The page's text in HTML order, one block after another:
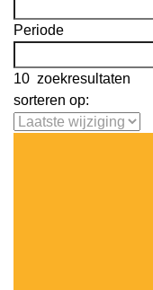
Periode
10 zoekresultaten
sorteren op: